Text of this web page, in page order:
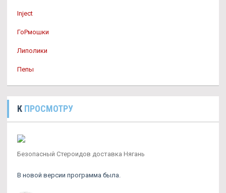
Inject
ГоРмошки
Липолики
Пепы
К ПРОСМОТРУ
Безопасный Стероидов доставка Нягань
В новой версии программа была.